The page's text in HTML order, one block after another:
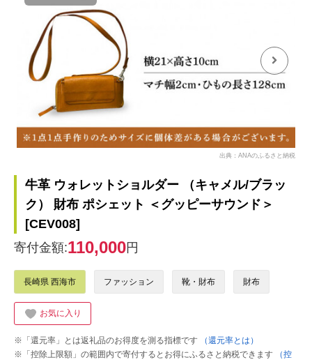
出典：ANAのふるさと納税
牛革 ウォレットショルダー （キャメル/ブラッ
ク） 財布 ポシェット ＜グッピーサウンド＞
[CEV008]
寄付金額:110,000円
長崎県 西海市 ファッション 靴・財布 財布
お気に入り
※「還元率」とは返礼品のお得度を測る指標です
（還元率とは）
※「控除上限額」の範囲内で寄付するとお得にふるさと納税できます
（控